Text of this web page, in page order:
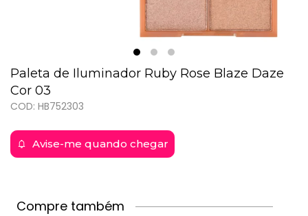
Paleta de Iluminador Ruby Rose Blaze Daze
Cor 03
COD: HB752303
Avise-me quando chegar
Compre também